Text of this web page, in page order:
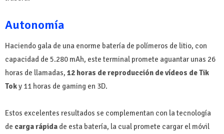
Autonomía
Haciendo gala de una enorme batería de polímeros de litio, con
capacidad de 5.280 mAh, este terminal promete aguantar unas 26
horas de llamadas, 12 horas de reproducción de vídeos de Tik
Toky 11 horas de gaming en 3D.
Estos excelentes resultados se complementan con la tecnología
de carga rápida de esta batería, la cual promete cargar el móvil